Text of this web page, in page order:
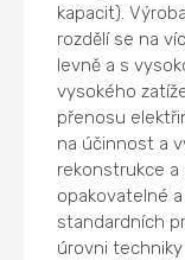
kapacit).
rozdělí se na
levně a s
vysokého
přenosu
na účinnost a
rekonstrukce
opakovatelné
standardních
úrovni